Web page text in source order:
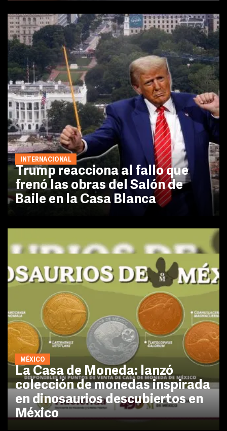
INTERNACIONAL
Trump reacciona al fallo que
frenó las obras del Salón de
Baile en la Casa Blanca
MÉXICO
La Casa de Moneda: lanzó
colección de monedas inspirada
en dinosaurios descubiertos en
México